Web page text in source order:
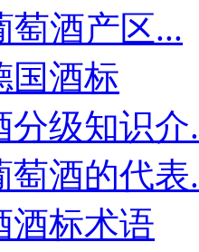
萄酒产区...
国酒标
分级知识介
萄酒的代表
酒标术语